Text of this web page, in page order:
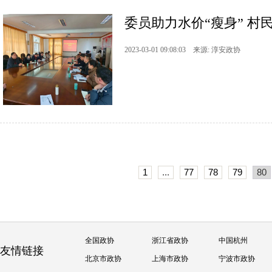
委员助力水价“瘦身” 村
2023-03-01 09:08:03 来源: 淳安政协
1 ... 77 78 79 80
友情链接
全国政协 浙江省政协 中国杭州
北京市政协 上海市政协 宁波市政协